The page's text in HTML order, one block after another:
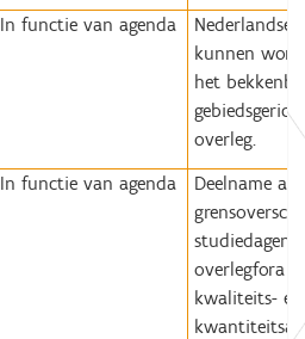
In functie van agenda
Nederlandse
kunnen
het
overleg.
In functie van agenda
Deelname
overlegfora
kwaliteits-